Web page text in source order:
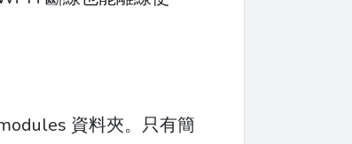
資料夾。只有簡